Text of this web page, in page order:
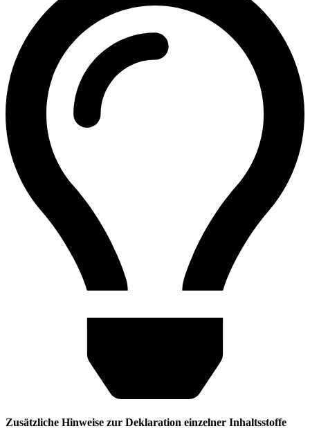
Zusätzliche Hinweise zur Deklaration einzelner Inhaltsstoffe